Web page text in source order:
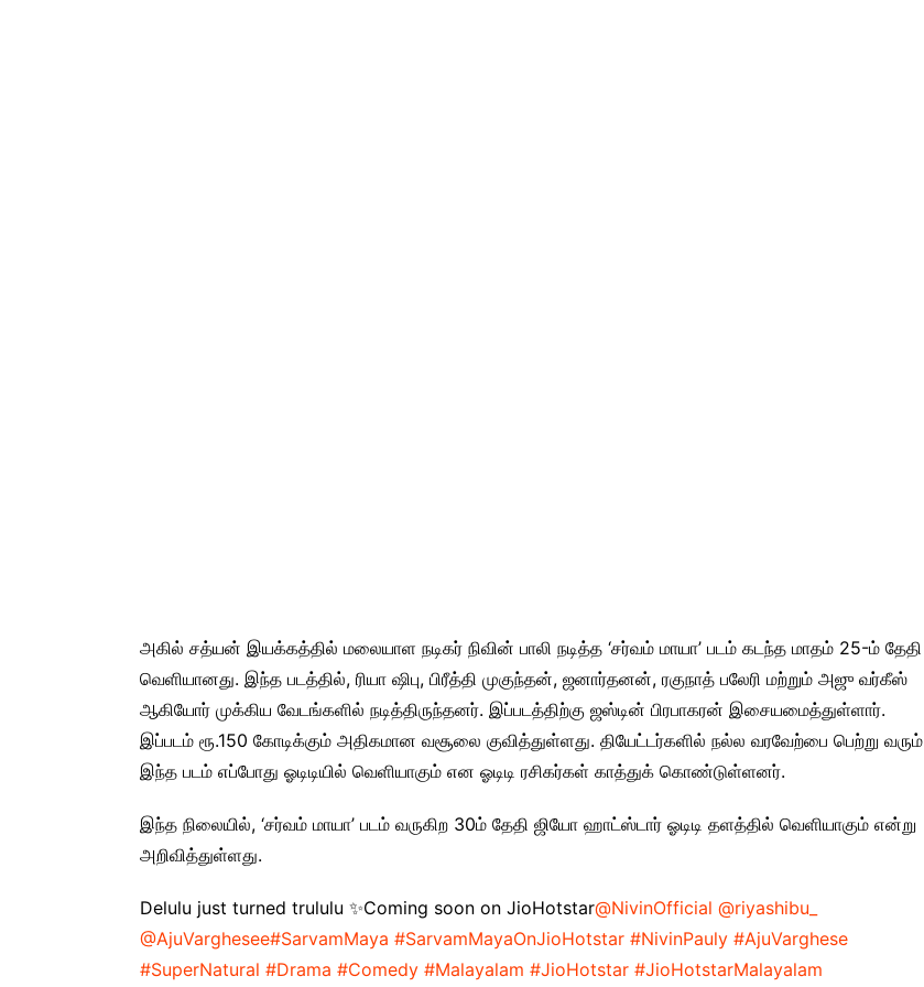
அகில் சத்யன் இயக்கத்தில் மலையாள நடிகர் நிவின் பாலி நடித்த ‘சர்வம் மாயா’ படம் கடந்த மாதம் 25-ம் தேதி
வெளியானது. இந்த படத்தில், ரியா ஷிபு, பிரீத்தி முகுந்தன், ஜனார்தனன், ரகுநாத் பலேரி மற்றும் அஜு வர்கீஸ்
ஆகியோர் முக்கிய வேடங்களில் நடித்திருந்தனர். இப்படத்திற்கு ஜஸ்டின் பிரபாகரன் இசையமைத்துள்ளார்.
இப்படம் ரூ.150 கோடிக்கும் அதிகமான வசூலை குவித்துள்ளது. தியேட்டர்களில் நல்ல வரவேற்பை பெற்று வரும்
இந்த படம் எப்போது ஓடிடியில் வெளியாகும் என ஓடிடி ரசிகர்கள் காத்துக் கொண்டுள்ளனர்.
இந்த நிலையில், ‘சர்வம் மாயா’ படம் வருகிற 30ம் தேதி ஜியோ ஹாட்ஸ்டார் ஓடிடி தளத்தில் வெளியாகும் என்று
அறிவித்துள்ளது.
Delulu just turned trululu ✨Coming soon on JioHotstar@NivinOfficial @riyashibu_
@AjuVarghesee#SarvamMaya #SarvamMayaOnJioHotstar #NivinPauly #AjuVarghese
#SuperNatural #Drama #Comedy #Malayalam #JioHotstar #JioHotstarMalayalam